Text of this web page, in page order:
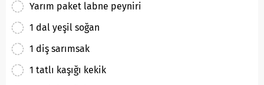
Yarım paket labne peyniri
1 dal yeşil soğan
1 diş sarımsak
1 tatlı kaşığı kekik